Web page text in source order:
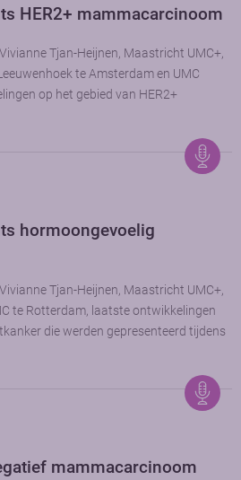
HER2+ mammacarcinoom
Tjan-Heijnen, Maastricht UMC+,
te Amsterdam en UMC
op het gebied van HER2+
hormoongevoelig
Tjan-Heijnen, Maastricht UMC+,
te Rotterdam, laatste ontwikkelingen
die werden gepresenteerd tijdens
mammacarcinoom